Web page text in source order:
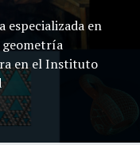
especializada en
en el Instituto